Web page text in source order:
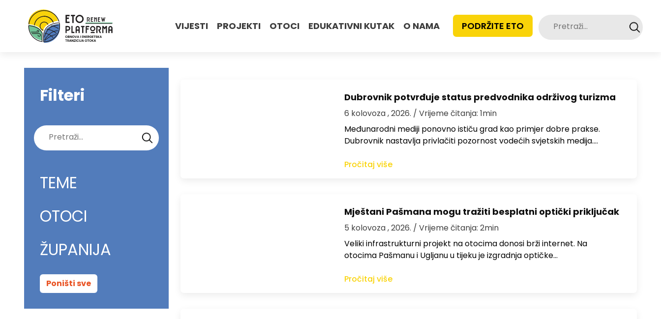
VIJESTI PROJEKTI OTOCI EDUKATIVNI KUTAK O NAMA PODRŽITE ETO Pretraži:
Filteri
Pretraži:
TEME
OTOCI
ŽUPANIJA
Poništi sve
Dubrovnik potvrđuje status predvodnika održivog turizma
6 kolovoza , 2026. / Vrijeme čitanja: 1min
Međunarodni mediji ponovno ističu grad kao primjer dobre prakse.
Dubrovnik nastavlja privlačiti pozornost vodećih svjetskih medija.…
Pročitaj više
Mještani Pašmana mogu tražiti besplatni optički priključak
5 kolovoza , 2026. / Vrijeme čitanja: 2min
Veliki infrastrukturni projekt na otocima donosi brži internet. Na
otocima Pašmanu i Ugljanu u tijeku je izgradnja optičke…
Pročitaj više